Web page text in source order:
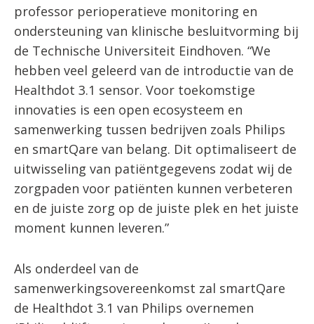
professor perioperatieve monitoring en
ondersteuning van klinische besluitvorming bij
de Technische Universiteit Eindhoven. “We
hebben veel geleerd van de introductie van de
Healthdot 3.1 sensor. Voor toekomstige
innovaties is een open ecosysteem en
samenwerking tussen bedrijven zoals Philips
en smartQare van belang. Dit optimaliseert de
uitwisseling van patiëntgegevens zodat wij de
zorgpaden voor patiënten kunnen verbeteren
en de juiste zorg op de juiste plek en het juiste
moment kunnen leveren.”
Als onderdeel van de
samenwerkingsovereenkomst zal smartQare
de Healthdot 3.1 van Philips overnemen